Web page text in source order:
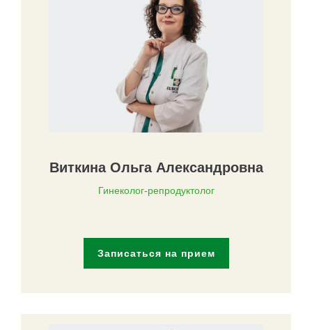
Виткина Ольга Александровна
Гинеколог-репродуктолог
Записаться на прием